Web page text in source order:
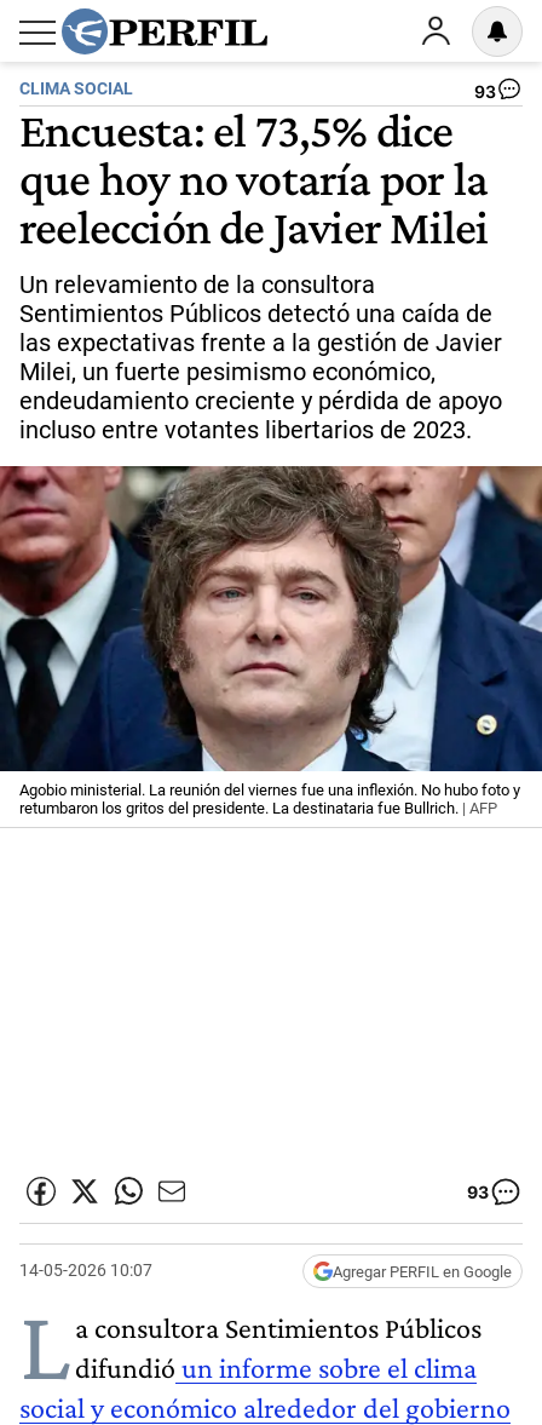
CLIMA SOCIAL 93
Encuesta: el 73,5% dice
que hoy no votaría por la
reelección de Javier Milei
Un relevamiento de la consultora
Sentimientos Públicos detectó una caída de
las expectativas frente a la gestión de Javier
Milei, un fuerte pesimismo económico,
endeudamiento creciente y pérdida de apoyo
incluso entre votantes libertarios de 2023.
Agobio ministerial. La reunión del viernes fue una inflexión. No hubo foto y
retumbaron los gritos del presidente. La destinataria fue Bullrich. | AFP
93
14-05-2026 10:07 Agregar PERFIL en Google
La consultora Sentimientos Públicos
difundió un informe sobre el clima
social y económico alrededor del gobierno